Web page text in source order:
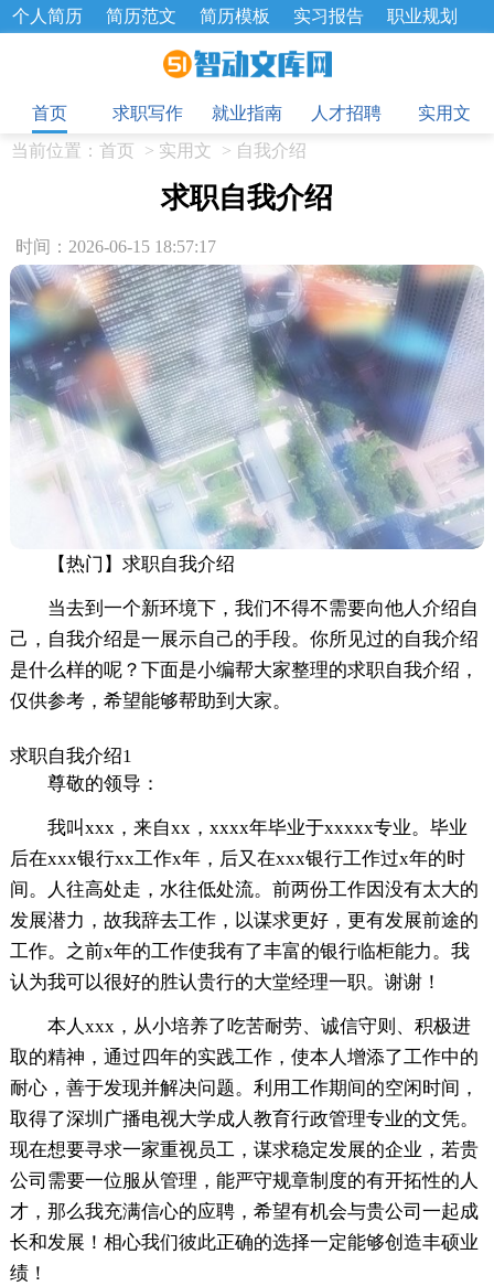
个人简历 简历范文 简历模板 实习报告
职业规划
招聘选拔 绩效考核 企业文化
工作总结
辞职报告
首页
求职写作 就业指南 人才招聘
实用文
当前位置： 首页 > 实用文 > 自我介绍
求职自我介绍
时间：2026-06-15 18:57:17
【热门】求职自我介绍
当去到一个新环境下，我们不得不需要向他人介绍自
己，自我介绍是一展示自己的手段。你所见过的自我介绍
是什么样的呢？下面是小编帮大家整理的求职自我介绍，
仅供参考，希望能够帮助到大家。
求职自我介绍1
尊敬的领导：
我叫xxx，来自xx，xxxx年毕业于xxxxx专业。毕业
后在xxx银行xx工作x年，后又在xxx银行工作过x年的时
间。人往高处走，水往低处流。前两份工作因没有太大的
发展潜力，故我辞去工作，以谋求更好，更有发展前途的
工作。之前x年的工作使我有了丰富的银行临柜能力。我
认为我可以很好的胜认贵行的大堂经理一职。谢谢！
本人xxx，从小培养了吃苦耐劳、诚信守则、积极进
取的精神，通过四年的实践工作，使本人增添了工作中的
耐心，善于发现并解决问题。利用工作期间的空闲时间，
取得了深圳广播电视大学成人教育行政管理专业的文凭。
现在想要寻求一家重视员工，谋求稳定发展的企业，若贵
公司需要一位服从管理，能严守规章制度的有开拓性的人
才，那么我充满信心的应聘，希望有机会与贵公司一起成
长和发展！相心我们彼此正确的选择一定能够创造丰硕业
绩！